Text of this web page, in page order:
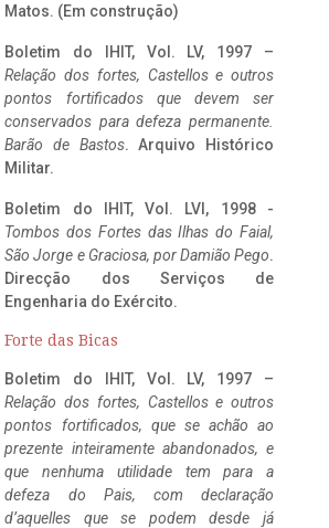
Matos. (Em construção)
Boletim do IHIT, Vol. LV, 1997 –
Relação dos fortes, Castellos e outros
pontos fortificados que devem ser
conservados para defeza permanente.
Barão de Bastos. Arquivo Histórico
Militar.
Boletim do IHIT, Vol. LVI, 1998 -
Tombos dos Fortes das Ilhas do Faial,
São Jorge e Graciosa, por Damião Pego.
Direcção dos Serviços de
Engenharia do Exército.
Forte das Bicas
Boletim do IHIT, Vol. LV, 1997 –
Relação dos fortes, Castellos e outros
pontos fortificados, que se achão ao
prezente inteiramente abandonados, e
que nenhuma utilidade tem para a
defeza do Pais, com declaração
d’aquelles que se podem desde já